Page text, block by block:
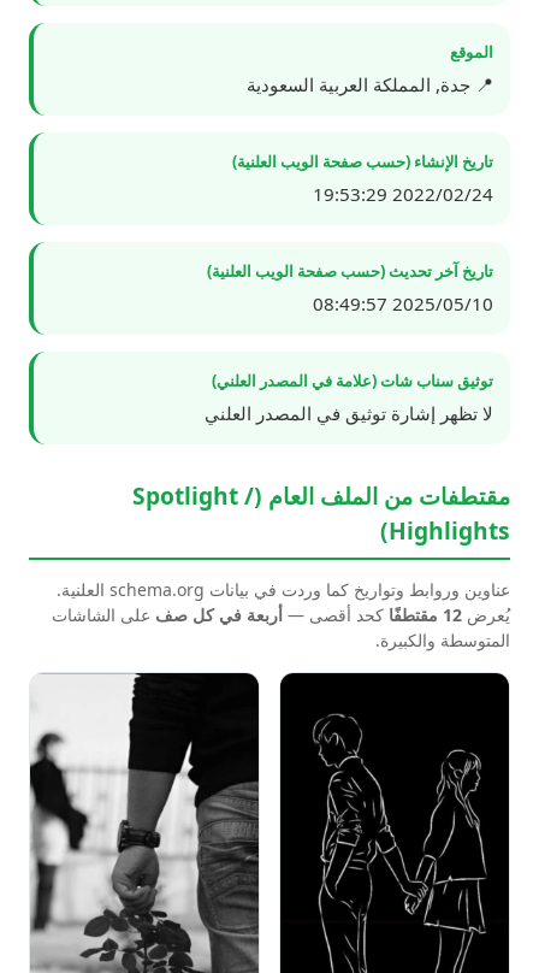
الموقع
📍 جدة, المملكة العربية السعودية
تاريخ الإنشاء (حسب صفحة الويب العلنية)
2022/02/24 19:53:29
تاريخ آخر تحديث (حسب صفحة الويب العلنية)
2025/05/10 08:49:57
توثيق سناب شات (علامة في المصدر العلني)
لا تظهر إشارة توثيق في المصدر العلني
مقتطفات من الملف العام (Spotlight /
Highlights)
عناوين وروابط وتواريخ كما وردت في بيانات schema.org العلنية.
يُعرض 12 مقتطفًا كحد أقصى — أربعة في كل صف على الشاشات
المتوسطة والكبيرة.